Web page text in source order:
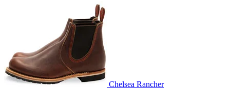
Chelsea Rancher